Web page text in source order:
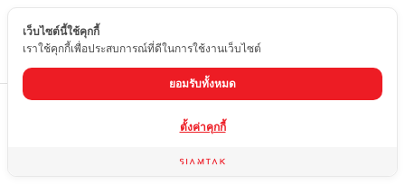
TH
หินทราย
เว็บไซต์นี้ใช้คุกกี้
เราใช้คุกกี้เพื่อประสบการณ์ที่ดีในการใช้งานเว็บไซต์
ยอมรับทั้งหมด
ตั้งค่าคุกกี้